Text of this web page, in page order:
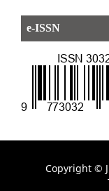
e-ISSN
Copyright ©